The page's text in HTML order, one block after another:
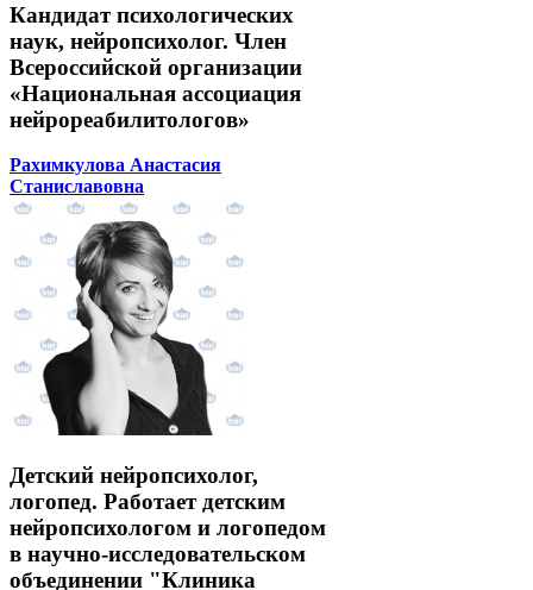
Кандидат психологических
наук, нейропсихолог. Член
Всероссийской организации
«Национальная ассоциация
нейрореабилитологов»
Рахимкулова Анастасия
Станиславовна
Детский нейропсихолог,
логопед. Работает детским
нейропсихологом и логопедом
в научно-исследовательском
объединении "Клиника